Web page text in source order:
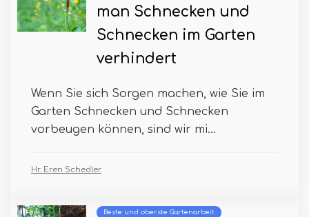
man Schnecken und
Schnecken im Garten
verhindert
Wenn Sie sich Sorgen machen, wie Sie im
Garten Schnecken und Schnecken
vorbeugen können, sind wir mi...
Hr. Eren Schedler
Beste und oberste Gartenarbeit